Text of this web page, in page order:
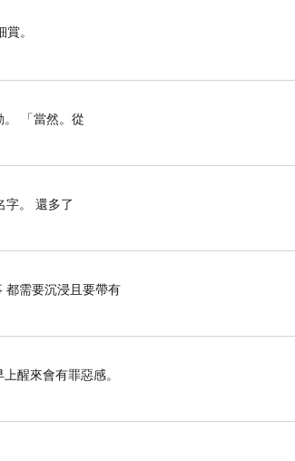
。
「當然。從
字。 還多了
都需要沉浸且要帶有
醒來會有罪惡感。